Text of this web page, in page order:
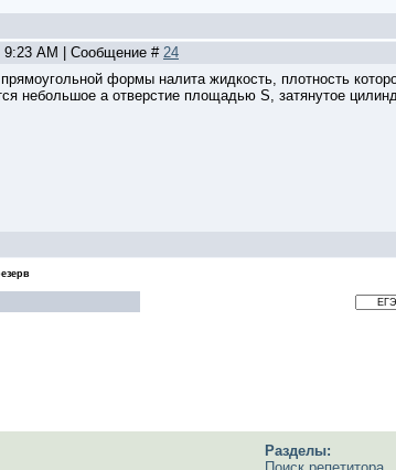
9:23 AM | Сообщение # 24
формы налита жидкость, плотность
небольшое а отверстие площадью S, затянутое
Разделы: